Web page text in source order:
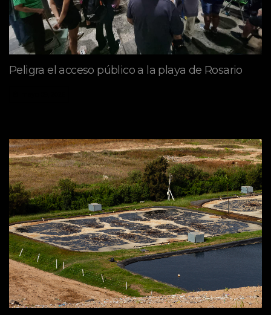
Peligra el acceso público a la playa de Rosario